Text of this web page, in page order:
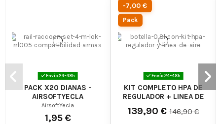
Envío 24-48h
PACK X20 DIANAS -
AIRSOFTYECLA
AirsoftYecla
1,95 €
-7,00 €
Pack
Envío 24-48h
KIT COMPLETO HPA DE
REGULADOR + LINEA DE
0.8L
139,90 €146,90 €